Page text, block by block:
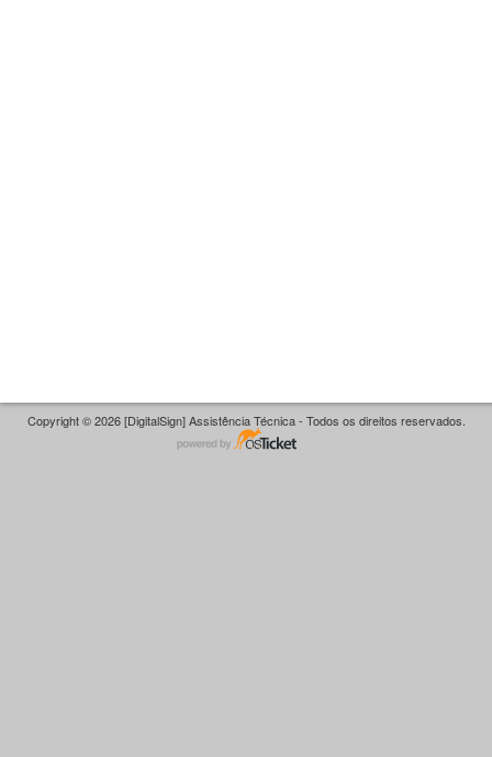
Copyright © 2026 [DigitalSign] Assistência Técnica - Todos os direitos reservados.